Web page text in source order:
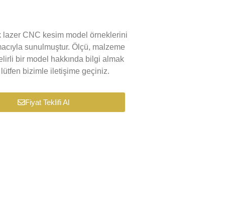
lazer CNC kesim model örneklerini
sunulmuştur. Ölçü, malzeme
bir model hakkında bilgi almak
bizimle iletişime geçiniz.
Fiyat Teklifi Al